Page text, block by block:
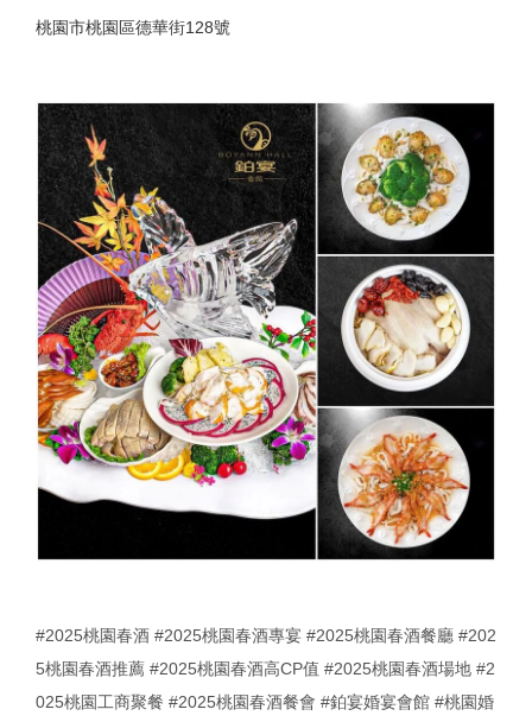
桃園市桃園區德華街128號
#2025桃園春酒 #2025桃園春酒專宴 #2025桃園春酒餐廳 #202
5桃園春酒推薦 #2025桃園春酒高CP值 #2025桃園春酒場地 #2
025桃園工商聚餐 #2025桃園春酒餐會 #鉑宴婚宴會館 #桃園婚